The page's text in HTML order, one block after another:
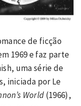
de ficção
1969 e faz parte
uma série de
iniciada por Le
World(1966),